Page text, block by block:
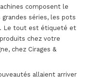
composent le
séries, les pots
Le tout est étiqueté et
chez votre
chez Cirages &
allaient arriver